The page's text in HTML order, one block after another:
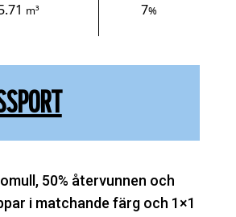
m³ 7%
50% återvunnen och
i matchande färg och 1×1